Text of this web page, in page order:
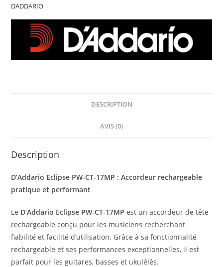
DADDARIO
DESCRIPTION
AVIS (0)
Description
D’Addario Eclipse PW-CT-17MP : Accordeur rechargeable
pratique et performant
Le D’Addario Eclipse PW-CT-17MP est un accordeur de tête
rechargeable conçu pour les musiciens recherchant
fiabilité et facilité d’utilisation. Grâce à sa fonctionnalité
rechargeable et ses performances exceptionnelles, il est
parfait pour les guitares, basses et ukulélés.